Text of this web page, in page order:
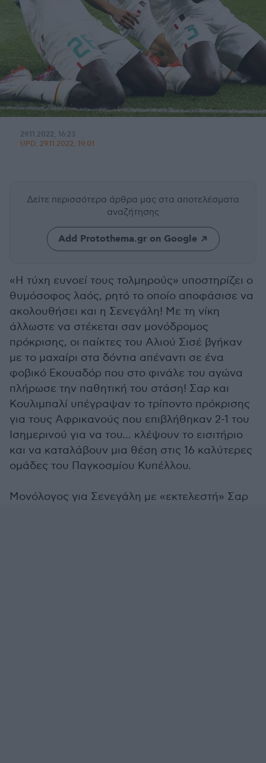
29.11.2022, 16:23
UPD: 29.11.2022, 19:01
Δείτε περισσότερα άρθρα μας στα αποτελέσματα
αναζήτησης
Add Protothema.gr on Google
«Η τύχη ευνοεί τους τολμηρούς» υποστηρίζει ο
θυμόσοφος λαός, ρητό το οποίο αποφάσισε να
ακολουθήσει και η Σενεγάλη! Με τη νίκη
άλλωστε να στέκεται σαν μονόδρομος
πρόκρισης, οι παίκτες του Αλιού Σισέ βγήκαν
με το μαχαίρι στα δόντια απέναντι σε ένα
φοβικό Εκουαδόρ που στο φινάλε του αγώνα
πλήρωσε την παθητική του στάση! Σαρ και
Κουλιμπαλί υπέγραψαν το τρίποντο πρόκρισης
για τους Αφρικανούς που επιβλήθηκαν 2-1 του
Ισημερινού για να του... κλέψουν το εισιτήριο
και να καταλάβουν μια θέση στις 16 καλύτερες
ομάδες του Παγκοσμίου Κυπέλλου.
Μονόλογος για Σενεγάλη με «εκτελεστή» Σαρ